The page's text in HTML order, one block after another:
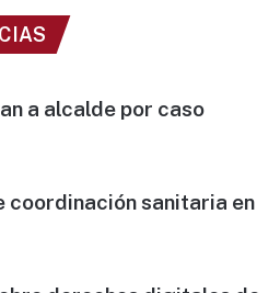
a alcalde por caso
sanitaria en